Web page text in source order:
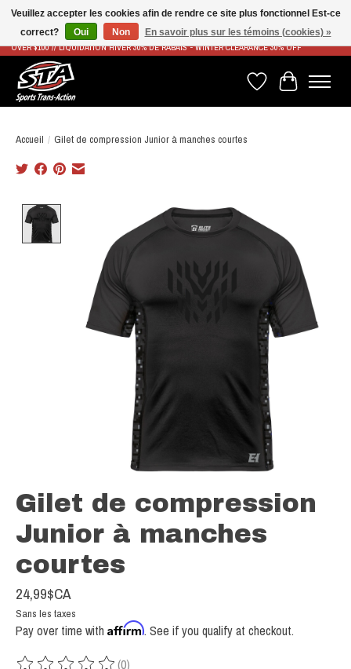
LIVRAISON RAPIDE ET GRATUITE À PARTIR DE 100$ - FAST & FREE SHIPPING ON ORDERS
OVER $100 // LIQUIDATION HIVER 30% DE RABAIS - WINTER CLEARANCE 30% OFF
Liste de souhaits
Panier
Accueil / Gilet de compression Junior à manches courtes
Product image slideshow Items
Gilet de compression
Junior à manches
courtes
24,99$CA
Sans les taxes
Pay over time with Affirm. See if you qualify at checkout.
(0)
Veuillez accepter les cookies afin de rendre ce site plus fonctionnel Est-ce
correct?
Oui Non En savoir plus sur les témoins (cookies) »